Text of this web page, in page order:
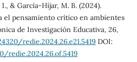
& García-Híjar, M. B. (2024).
el pensamiento crítico en ambientes
de Investigación Educativa, 26,
redie.2024.26.e21.5419DOI:
redie.2024.26.of.5419